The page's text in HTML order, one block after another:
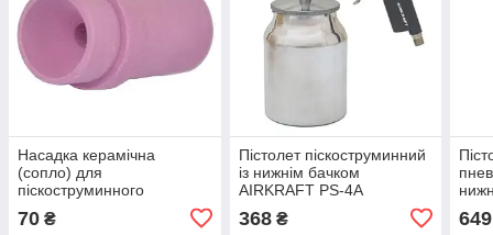
Насадка керамічна
(сопло) для
піскоструминного
пістолета AUARITA NS-PS-
2
70 ₴
Пістолет піскоструминний
із нижнім бачком
AIRKRAFT PS-4A
368₴ 649